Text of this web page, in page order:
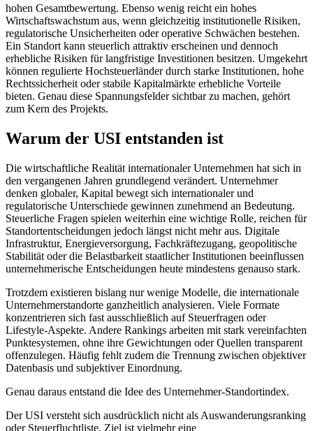
hohen Gesamtbewertung. Ebenso wenig reicht ein hohes
Wirtschaftswachstum aus, wenn gleichzeitig institutionelle Risiken,
regulatorische Unsicherheiten oder operative Schwächen bestehen.
Ein Standort kann steuerlich attraktiv erscheinen und dennoch
erhebliche Risiken für langfristige Investitionen besitzen. Umgekehrt
können regulierte Hochsteuerländer durch starke Institutionen, hohe
Rechtssicherheit oder stabile Kapitalmärkte erhebliche Vorteile
bieten. Genau diese Spannungsfelder sichtbar zu machen, gehört
zum Kern des Projekts.
Warum der USI entstanden ist
Die wirtschaftliche Realität internationaler Unternehmen hat sich in
den vergangenen Jahren grundlegend verändert. Unternehmer
denken globaler, Kapital bewegt sich internationaler und
regulatorische Unterschiede gewinnen zunehmend an Bedeutung.
Steuerliche Fragen spielen weiterhin eine wichtige Rolle, reichen für
Standortentscheidungen jedoch längst nicht mehr aus. Digitale
Infrastruktur, Energieversorgung, Fachkräftezugang, geopolitische
Stabilität oder die Belastbarkeit staatlicher Institutionen beeinflussen
unternehmerische Entscheidungen heute mindestens genauso stark.
Trotzdem existieren bislang nur wenige Modelle, die internationale
Unternehmerstandorte ganzheitlich analysieren. Viele Formate
konzentrieren sich fast ausschließlich auf Steuerfragen oder
Lifestyle-Aspekte. Andere Rankings arbeiten mit stark vereinfachten
Punktesystemen, ohne ihre Gewichtungen oder Quellen transparent
offenzulegen. Häufig fehlt zudem die Trennung zwischen objektiver
Datenbasis und subjektiver Einordnung.
Genau daraus entstand die Idee des Unternehmer-Standortindex.
Der USI versteht sich ausdrücklich nicht als Auswanderungsranking
oder Steuerfluchtliste. Ziel ist vielmehr eine